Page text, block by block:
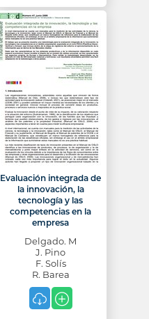
Evaluación integrada de
la innovación, la
tecnología y las
competencias en la
empresa
Delgado. M
J. Pino
F. Solís
R. Barea